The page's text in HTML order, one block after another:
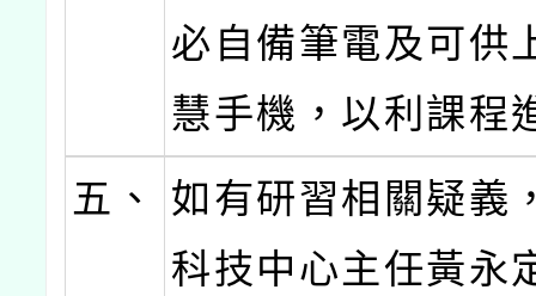
必自備筆電及可供
慧手機，以利課程
五、
如有研習相關疑義
科技中心主任黃永